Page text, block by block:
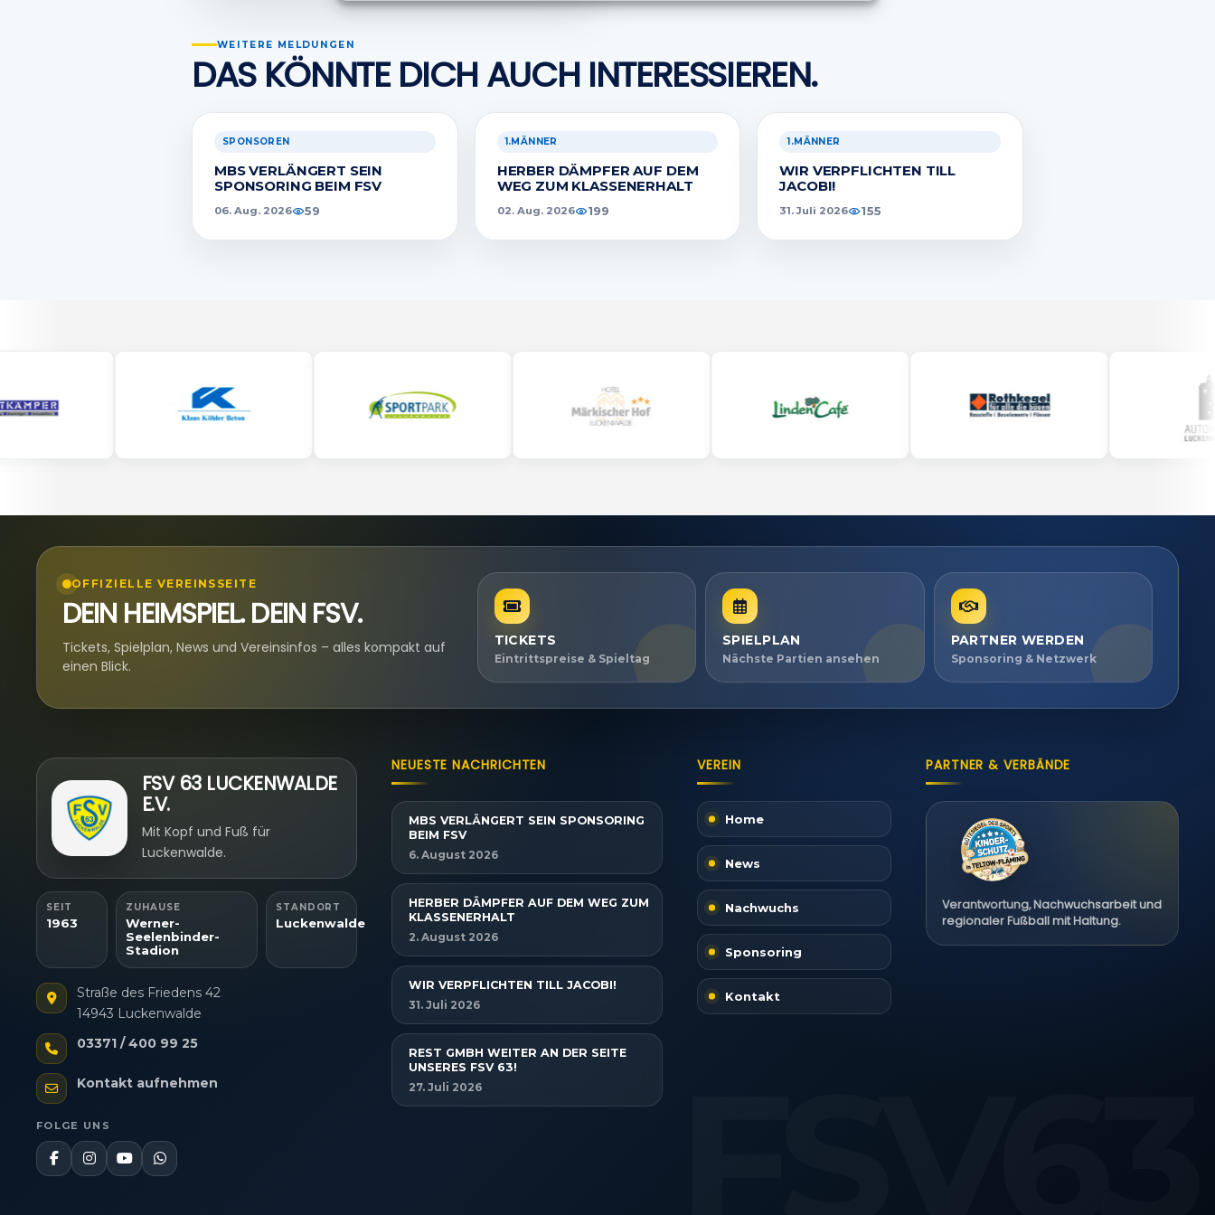
übermitteln.
WEITERE MELDUNGEN
DAS KÖNNTE DICH AUCH INTERESSIEREN.
SPONSOREN
MBS VERLÄNGERT SEIN
SPONSORING BEIM FSV
06. Aug. 2026 59
1.MÄNNER
HERBER DÄMPFER AUF DEM
WEG ZUM KLASSENERHALT
02. Aug. 2026 199
1.MÄNNER
WIR VERPFLICHTEN TILL
JACOBI!
31. Juli 2026 155
OFFIZIELLE VEREINSSEITE
DEIN HEIMSPIEL. DEIN FSV.
Tickets, Spielplan, News und Vereinsinfos – alles kompakt auf
einen Blick.
TICKETS
Eintrittspreise & Spieltag
SPIELPLAN
Nächste Partien ansehen
PARTNER WERDEN
Sponsoring & Netzwerk
FSV 63 LUCKENWALDE
E.V.
Mit Kopf und Fuß für
Luckenwalde.
SEIT
1963
ZUHAUSE
Werner-
Seelenbinder-
Stadion
STANDORT
Luckenwalde
Straße des Friedens 42
14943 Luckenwalde
03371 / 400 99 25
Kontakt aufnehmen
FOLGE UNS
NEUESTE NACHRICHTEN
MBS VERLÄNGERT SEIN SPONSORING
BEIM FSV
6. August 2026
HERBER DÄMPFER AUF DEM WEG ZUM
KLASSENERHALT
2. August 2026
WIR VERPFLICHTEN TILL JACOBI!
31. Juli 2026
REST GMBH WEITER AN DER SEITE
UNSERES FSV 63!
27. Juli 2026
VEREIN
Home
News
Nachwuchs
Sponsoring
Kontakt
PARTNER & VERBÄNDE
Verantwortung, Nachwuchsarbeit und
regionaler Fußball mit Haltung.